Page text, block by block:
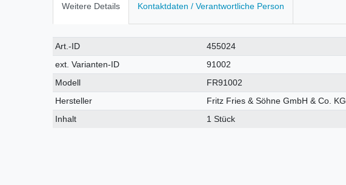
Weitere Details Kontaktdaten / Verantwortliche Person
Technisches
Merkmal
Wert
Art.-ID
455024
ext. Varianten-ID
91002
Modell
FR91002
Hersteller
Fritz Fries & Söhne GmbH & Co. KG
Inhalt
1 Stück